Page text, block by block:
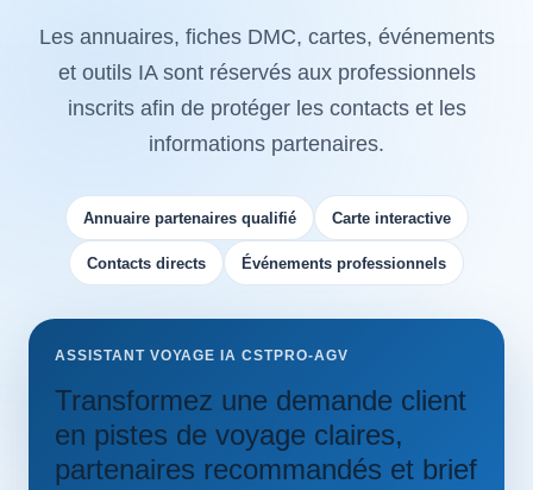
Les annuaires, fiches DMC, cartes, événements
et outils IA sont réservés aux professionnels
inscrits afin de protéger les contacts et les
informations partenaires.
Annuaire partenaires qualifié Carte interactive
Contacts directs Événements professionnels
ASSISTANT VOYAGE IA CSTPRO-AGV
Transformez une demande client
en pistes de voyage claires,
partenaires recommandés et brief